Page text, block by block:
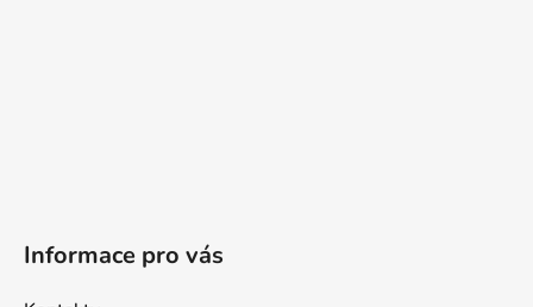
Informace pro vás